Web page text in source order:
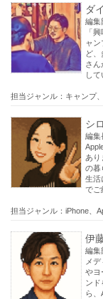
ダ
編集
「
ャン
ど、
さん
して
担当ジャンル：キャンプ
シロ
編集
あり
の暮
生活
でご
担当ジャンル：iPhone、
伊
編集
メ
やヨ
ンド
ら